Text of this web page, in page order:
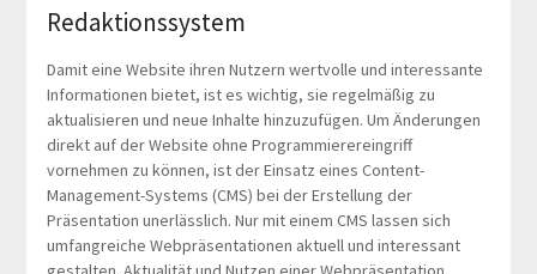
Redaktionssystem
Damit eine Website ihren Nutzern wertvolle und interessante
Informationen bietet, ist es wichtig, sie regelmäßig zu
aktualisieren und neue Inhalte hinzuzufügen. Um Änderungen
direkt auf der Website ohne Programmierereingriff
vornehmen zu können, ist der Einsatz eines Content-
Management-Systems (CMS) bei der Erstellung der
Präsentation unerlässlich. Nur mit einem CMS lassen sich
umfangreiche Webpräsentationen aktuell und interessant